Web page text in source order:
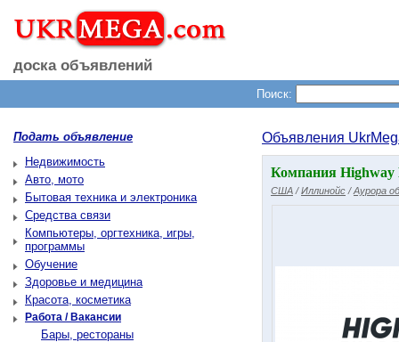
доска объявлений
Поиск:
Подать объявление
Недвижимость
Авто, мото
Бытовая техника и электроника
Средства связи
Компьютеры, оргтехника, игры,
программы
Обучение
Здоровье и медицина
Красота, косметика
Работа / Вакансии
Бары, рестораны
Объявления
Компания Highway
США /Иллинойс /Аурора